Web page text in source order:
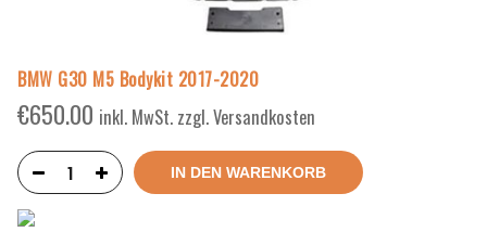
BMW G30 M5 Bodykit 2017-2020
€650.00 inkl. MwSt. zzgl. Versandkosten
IN DEN WARENKORB